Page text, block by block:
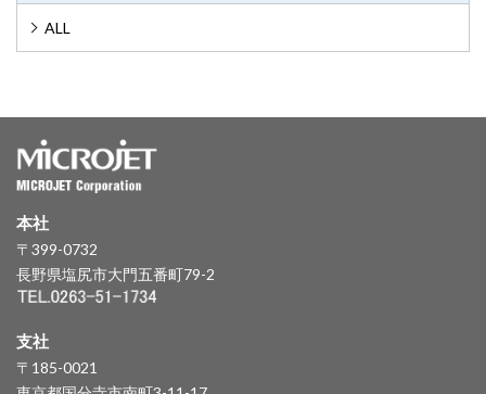
ALL
本社
〒399-0732
長野県塩尻市大門五番町79-2
支社
〒185-0021